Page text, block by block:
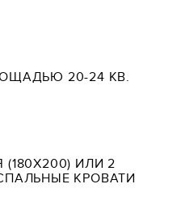
20-24 КВ.
ИЛИ 2
КРОВАТИ